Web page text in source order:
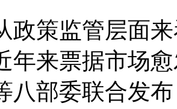
策监管层面来
年来票据市场
八部委联合发